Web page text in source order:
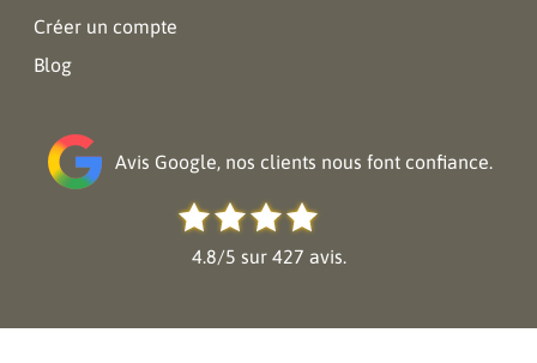
Créer un compte
Blog
Avis Google, nos clients nous font confiance.
4.8/5 sur 427 avis.